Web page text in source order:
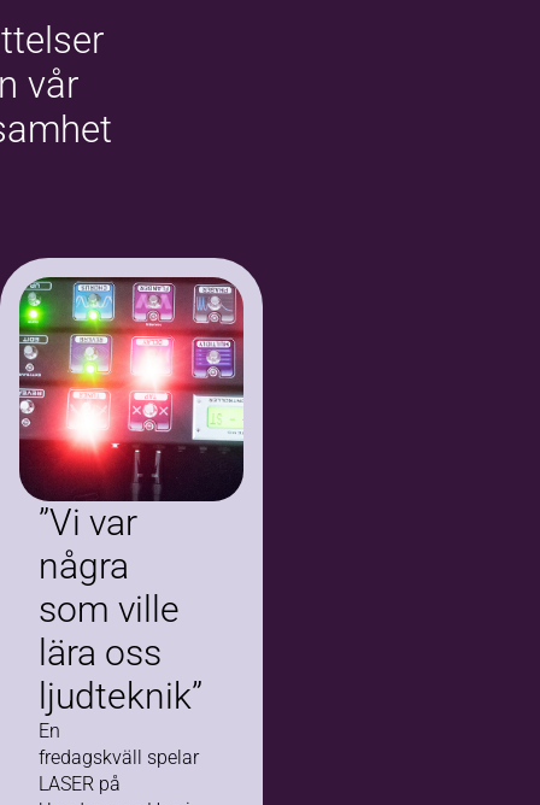
vår
”Vi var
några
som ville
lära oss
ljudteknik”
En
fredagskväll spelar
LASER på